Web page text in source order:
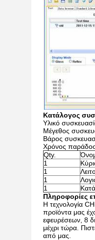
Κατάλογος
Υλικό
Μέγεθος
Βάρος
Χρόνος
Qty.
1
1
1
1
Πληροφορίες
Η τεχνολογία
προϊόντα μας
εφευρέσεων, 8
μέχρι τώρα.
από μας.